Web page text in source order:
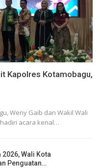
Kapolres Kotamobagu,
Weny Gaib dan Wakil Wali
acara kenal…
Wali Kota
Penguatan…